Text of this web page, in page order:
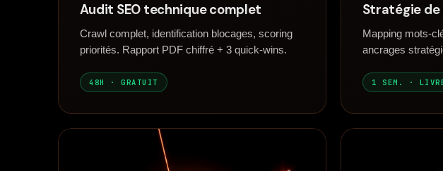
Audit SEO technique complet
Crawl complet, identification blocages, scoring
priorités. Rapport PDF chiffré + 3 quick-wins.
48H · GRATUIT
Stratégie
Mapping mots-
ancrages
1 SEM. ·